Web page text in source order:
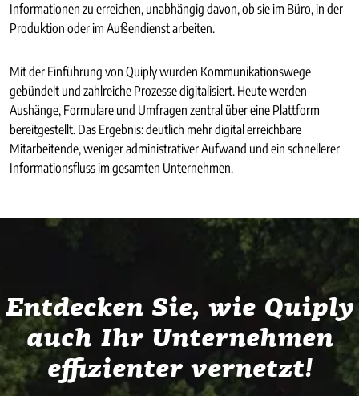
Informationen zu erreichen, unabhängig davon, ob sie im Büro, in der
Produktion oder im Außendienst arbeiten.
Mit der Einführung von Quiply wurden Kommunikationswege
gebündelt und zahlreiche Prozesse digitalisiert. Heute werden
Aushänge, Formulare und Umfragen zentral über eine Plattform
bereitgestellt. Das Ergebnis: deutlich mehr digital erreichbare
Mitarbeitende, weniger administrativer Aufwand und ein schnellerer
Informationsfluss im gesamten Unternehmen.
Entdecken Sie, wie Quiply
auch Ihr Unternehmen
effizienter vernetzt!